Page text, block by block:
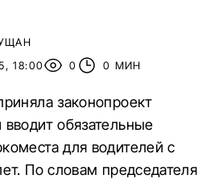
18:00
0 0 МИН
законопроект
обязательные
для водителей с
По словам председателя